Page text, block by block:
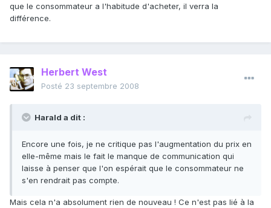
que le consommateur a l'habitude d'acheter, il verra la
différence.
Herbert West
Posté 23 septembre 2008
Harald a dit :
Encore une fois, je ne critique pas l'augmentation du prix en
elle-même mais le fait le manque de communication qui
laisse à penser que l'on espérait que le consommateur ne
s'en rendrait pas compte.
Mais cela n'a absolument rien de nouveau ! Ce n'est pas lié à la